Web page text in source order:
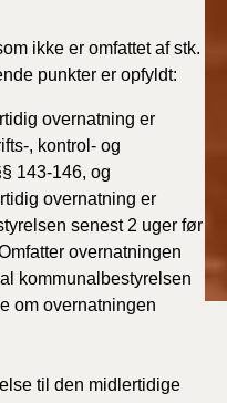
ikke er omfattet af stk.
punkter er opfyldt:
overnatning er
, kontrol- og
143-146, og
overnatning er
senest 2 uger før
overnatningen
kommunalbestyrelsen
om overnatningen
til den midlertidige